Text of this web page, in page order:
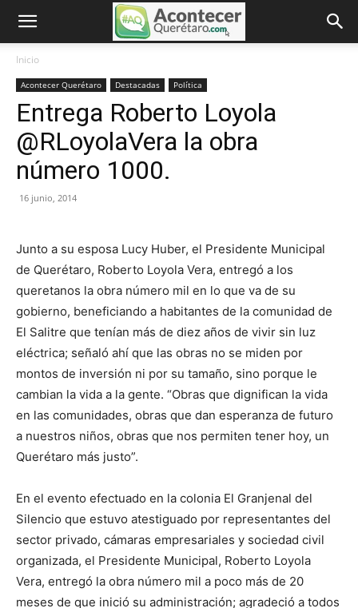
Inicio
Acontecer Querétaro Destacadas Política
Entrega Roberto Loyola
@RLoyolaVera la obra
número 1000.
16 junio, 2014
Junto a su esposa Lucy Huber, el Presidente Municipal
de Querétaro, Roberto Loyola Vera, entregó a los
queretanos la obra número mil en lo que va de su
gobierno, beneficiando a habitantes de la comunidad de
El Salitre que tenían más de diez años de vivir sin luz
eléctrica; señaló ahí que las obras no se miden por
montos de inversión ni por su tamaño, sino porque le
cambian la vida a la gente. “Obras que dignifican la vida
en las comunidades, obras que dan esperanza de futuro
a nuestros niños, obras que nos permiten tener hoy, un
Querétaro más justo”.
En el evento efectuado en la colonia El Granjenal del
Silencio que estuvo atestiguado por representantes del
sector privado, cámaras empresariales y sociedad civil
organizada, el Presidente Municipal, Roberto Loyola
Vera, entregó la obra número mil a poco más de 20
meses de que inició su administración; agradeció a todos